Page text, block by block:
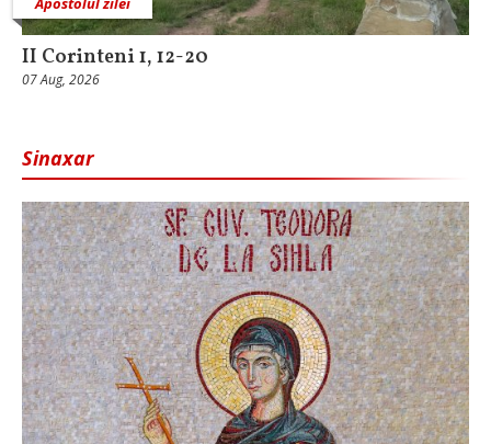
II Corinteni 1, 12-20
07 Aug, 2026
Sinaxar